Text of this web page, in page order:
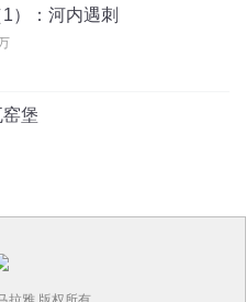
）：河内遇刺
堡